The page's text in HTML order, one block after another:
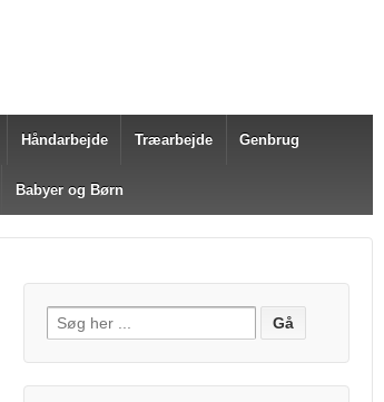
Håndarbejde Træarbejde Genbrug
Babyer og Børn
Søg efter: